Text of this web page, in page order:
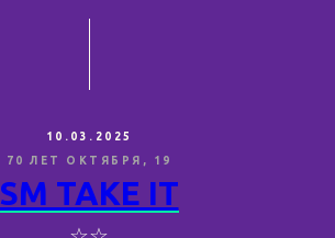
10.03.2025
70 ЛЕТ ОКТЯБРЯ, 19
SM TAKE IT